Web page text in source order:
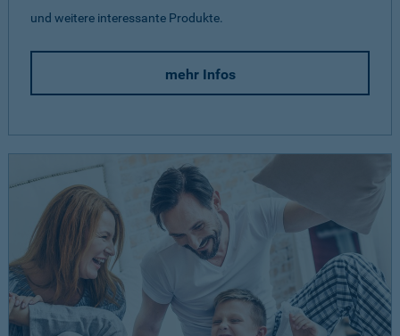
und weitere interessante Produkte.
mehr Infos